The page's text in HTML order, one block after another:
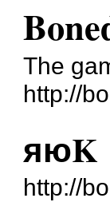
The
http://
яюK
http://